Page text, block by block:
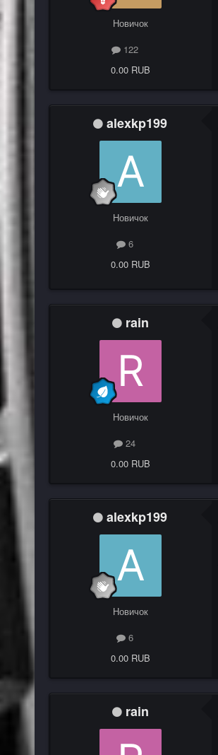
Новичок
122
0.00 RUB
alexkp199
Новичок
6
0.00 RUB
rain
Новичок
24
0.00 RUB
alexkp199
Новичок
6
0.00 RUB
rain